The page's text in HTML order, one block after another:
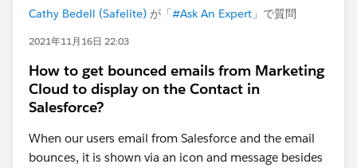
Cathy Bedell (Safelite) が「#Ask An Expert 」で質問
2021年11月16日 22:03
How to get bounced emails from Marketing
Cloud to display on the Contact in
Salesforce?
When our users email from Salesforce and the email
bounces, it is shown via an icon and message besides